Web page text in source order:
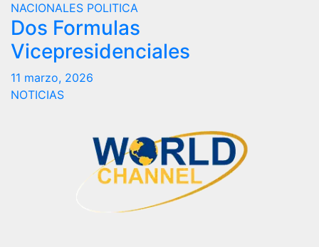
NACIONALES POLITICA
Dos Formulas
Vicepresidenciales
11 marzo, 2026
NOTICIAS